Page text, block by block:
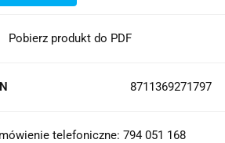
Pobierz produkt do PDF
8711369271797
telefoniczne: 794 051 168